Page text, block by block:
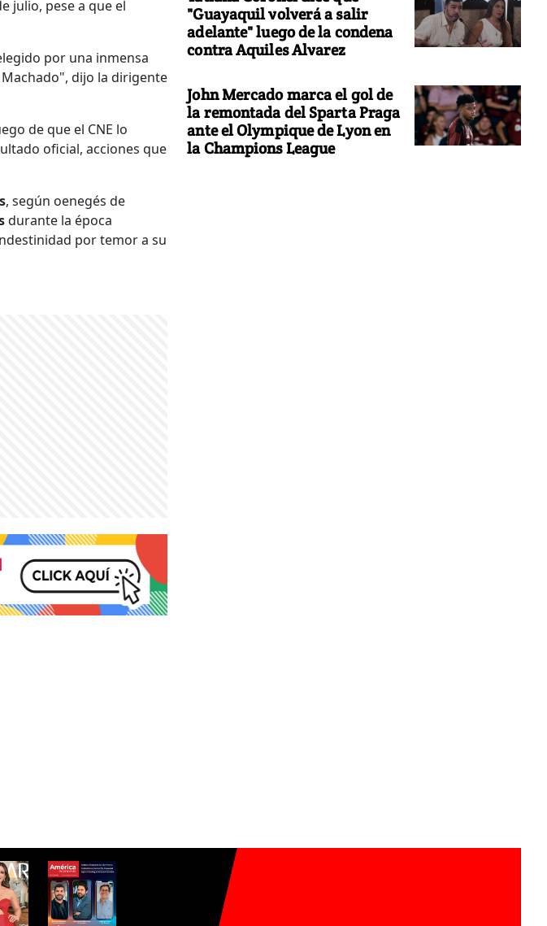
julio, pese a que el
por una inmensa
dijo la dirigente
de que el CNE lo
oficial, acciones que
, según oenegés de
durante la época
por temor a su
"Guayaquil volverá a salir
adelante" luego de la condena
contra Aquiles Alvarez
John Mercado marca el gol de
la remontada del Sparta Praga
ante el Olympique de Lyon en
la Champions League